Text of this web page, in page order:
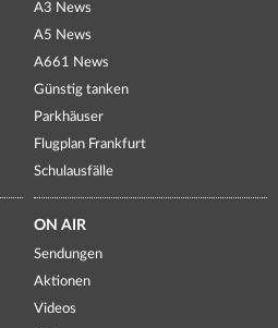
A3 News
A5 News
A661 News
Günstig tanken
Parkhäuser
Flugplan Frankfurt
Schulausfälle
ON AIR
Sendungen
Aktionen
Videos